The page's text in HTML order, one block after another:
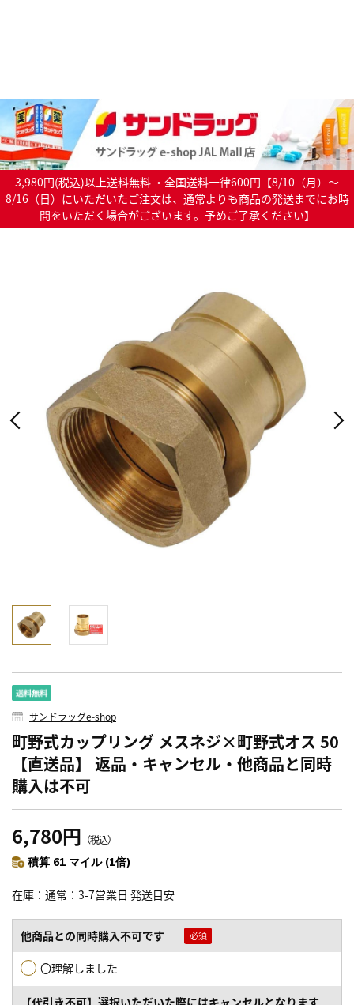
3,980円(税込)以上送料無料 ・全国送料一律600円【8/10（月）～
8/16（日）にいただいたご注文は、通常よりも商品の発送までにお時
間をいただく場合がございます。予めご了承ください】
サンドラッグe-shop
町野式カップリング メスネジ×町野式オス 50
【直送品】 返品・キャンセル・他商品と同時
購入は不可
6,780円 （税込）
積算 61 マイル (1倍)
在庫 通常：3-7営業日 発送目安
他商品との同時購入不可です
〇理解しました